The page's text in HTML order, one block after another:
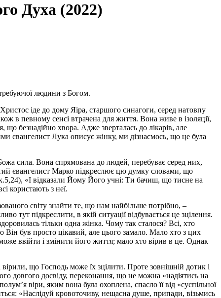
Духа (2022)
людини з Богом.
іде до дому Яіра, старшого синагоги, серед натовпу
в певному сенсі втрачена для життя. Вона живе в ізоляції,
безнадійно хвора. Адже зверталась до лікарів, але
євангелист Лука описує жінку, ми дізнаємось, що це була
сила. Вона спрямована до людей, перебуває серед них,
євангелист Марко підкреслює цю думку словами, що
«І відказали Йому Його учні: Ти бачиш, що тисне на
користають з неї.
світу знайти те, що нам найбільше потрібно, –
тут підкреслити, в якій ситуації відбувається це зцілення.
тільки одна жінка. Чому так сталося? Всі, хто
був просто цікавий, але цього замало. Мало хто з цих
ввійти і змінити його життя; мало хто вірив в це. Однак
що Господь може їх зцілити. Проте зовнішній дотик і
довгого досвіду, переконання, що не можна «надіятись на
віри, яким вона була охоплена, спасло її від «суспільної
«Наслідуй кровоточиву, нещасна душе, припади, візьмись